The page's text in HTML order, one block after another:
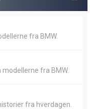
fra BMW.
fra BMW.
fra hverdagen.